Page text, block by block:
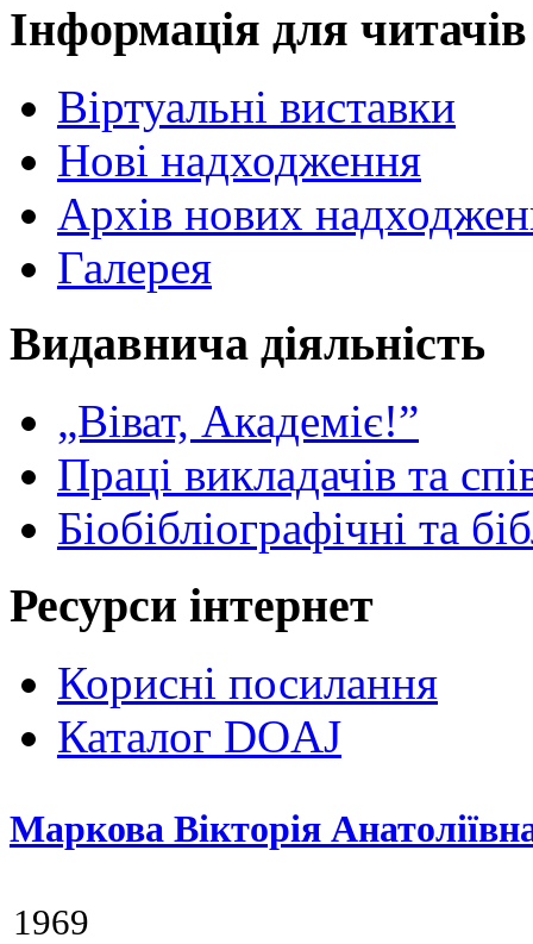
Інформація для читачів
Віртуальні виставки
Нові надходження
Архів нових
Галерея
Видавнича діяльність
„Віват, Академіє!”
Праці викладачів та
Біобібліографічні та
Ресурси інтернет
Корисні посилання
Каталог DOAJ
Маркова Вікторія
1969